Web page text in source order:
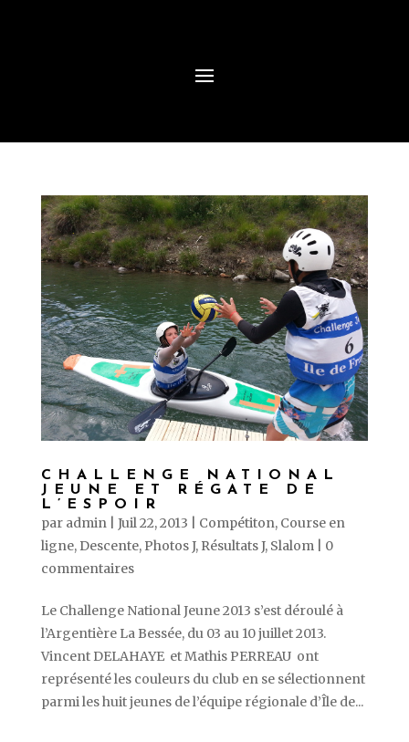
CHALLENGE NATIONAL
JEUNE ET RÉGATE DE
L’ESPOIR
par admin| Juil 22, 2013 Compétiton, Course en
ligne, Descente, Photos J, Résultats J, Slalom| 0
commentaires
Le Challenge National Jeune 2013 s’est déroulé à
l’Argentière La Bessée, du 03 au 10 juillet 2013.
Vincent DELAHAYE et Mathis PERREAU ont
représenté les couleurs du club en se sélectionnent
parmi les huit jeunes de l’équipe régionale d’Île de...